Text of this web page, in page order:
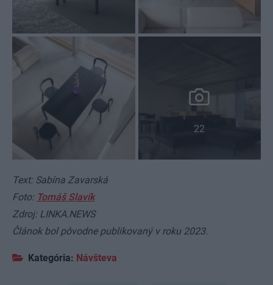
22
Text: Sabína Zavarská
Foto: Tomáš Slavík
Zdroj: LINKA.NEWS
Článok bol pôvodne publikovaný v roku 2023.
Kategória: Návšteva